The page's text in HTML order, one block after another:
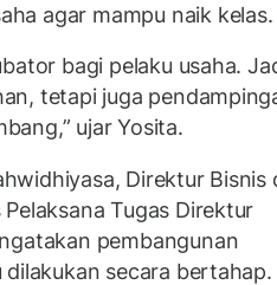
agar mampu naik kelas.
bagi pelaku usaha.
tetapi juga
ujar Yosita.
Direktur Bisnis
Tugas Direktur
pembangunan
dilakukan secara bertahap.